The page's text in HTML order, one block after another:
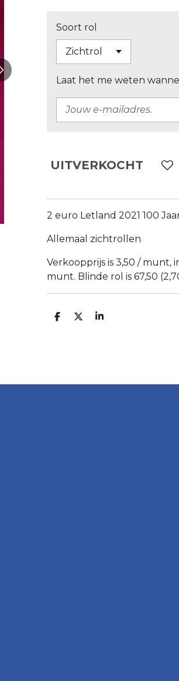
Soort rol
Laat het me weten
UITVERKOCHT
2 euro Letland 2021 100
Allemaal zichtrollen
Verkoopprijs is 3,50 / munt,
munt. Blinde rol is 67,50
D
D
S